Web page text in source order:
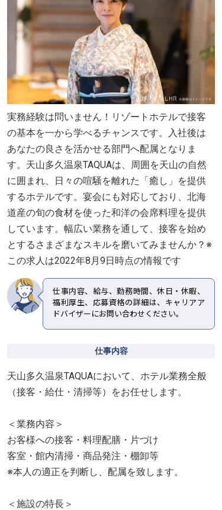
実務経験は問いません！リゾートホテルで接客
の基本を一から学べるチャンスです。入社後は
あなたの良さを活かせる部門へ配属となりま
す。天山多久温泉TAQUAは、周囲を天山の自然
に囲まれ、日々の喧騒を離れた「癒し」を提供
するホテルです。宴会にも対応しており、北海
道産の旬の食材を使った和洋の会席料理を提供
しています。幅広い業務を通して、接客を始め
とするさまざまなスキルを磨いてみませんか？※
この求人は2022年8月9日時点の情報です
仕事内容、給与、勤務時間、休日・休暇、
福利厚生、応募資格の詳細は、キャリアア
ドバイザーにお問い合わせください。
仕事内容
天山多久温泉TAQUAにおいて、ホテル業務全般
（接客・給仕・清掃等）をお任せします。
＜業務内容＞
お客様への接客・料理配膳・片づけ
客室・館内清掃・商品発注・棚卸等
※本人の適正を判断し、配属を致します。
＜施設の特長＞